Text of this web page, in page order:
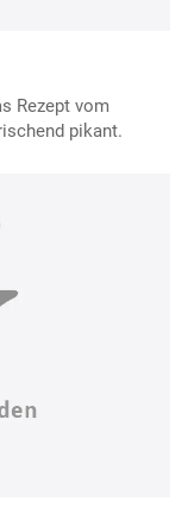
Rezept vom
pikant.